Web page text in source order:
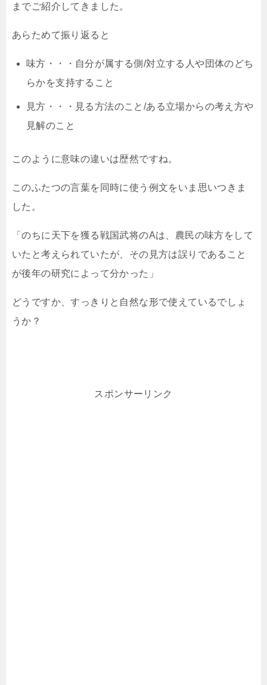
までご紹介してきました。
あらためて振り返ると
味方・・・自分が属する側/対立する人や団体のどち
らかを支持すること
見方・・・見る方法のこと/ある立場からの考え方や
見解のこと
このように意味の違いは歴然ですね。
このふたつの言葉を同時に使う例文をいま思いつきま
した。
「のちに天下を獲る戦国武将のAは、農民の味方をして
いたと考えられていたが、その見方は誤りであること
が後年の研究によって分かった」
どうですか、すっきりと自然な形で使えているでしょ
うか？
スポンサーリンク